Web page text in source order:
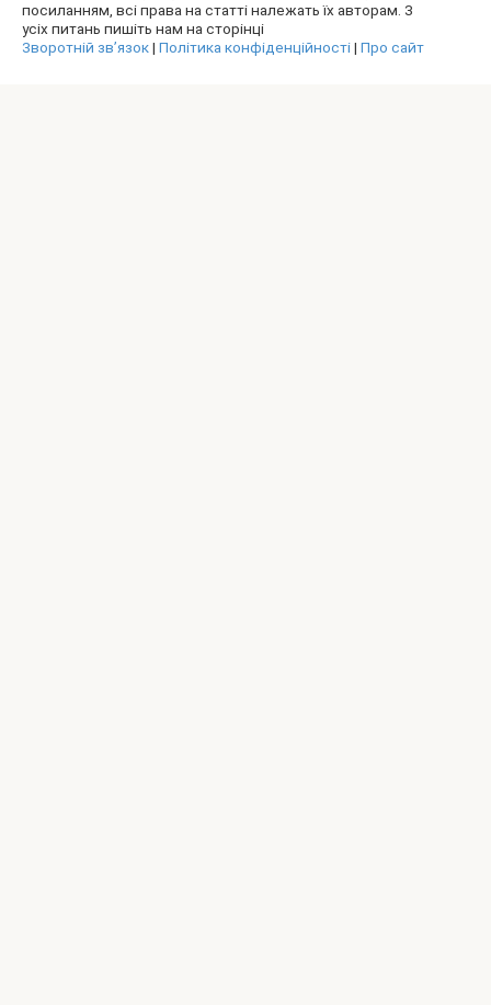
посиланням, всі права на статті належать їх авторам. З
усіх питань пишіть нам на сторінці
Зворотній зв’язок| Політика конфіденційності| Про сайт